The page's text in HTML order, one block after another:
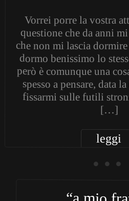
Vorrei porre la vostra
questione che da anni
che non mi lascia
dormo benissimo lo
però è comunque una
spesso a pensare, data
fissarmi sulle futili
[…]
leggi
• • •